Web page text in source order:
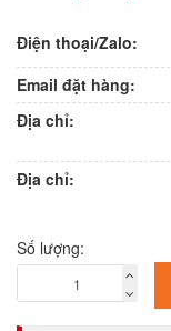
Điện thoại/Zalo:
Email đặt hàng:
Địa chỉ:
Địa chỉ:
Số lượng: